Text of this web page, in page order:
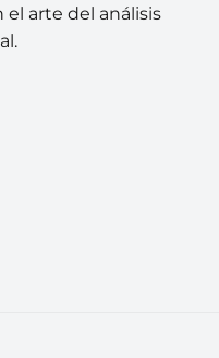
el arte del análisis